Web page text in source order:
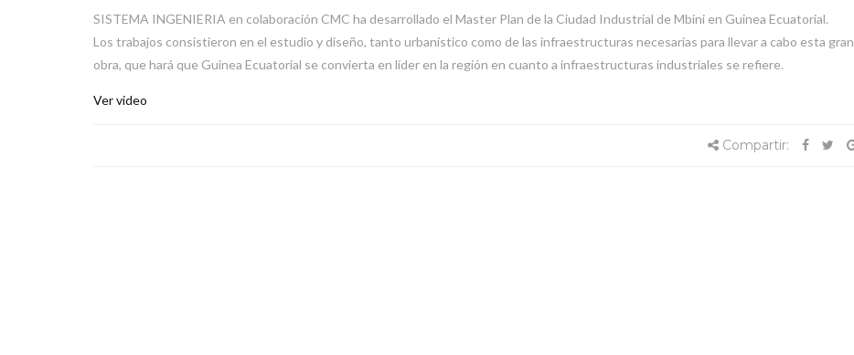
SISTEMA INGENIERIA en colaboración CMC ha desarrollado el Master Plan de la Ciudad Industrial de Mbini en Guinea Ecuatorial.
Los trabajos consistieron en el estudio y diseño, tanto urbanístico como de las infraestructuras necesarias para llevar a cabo esta gran
obra, que hará que Guinea Ecuatorial se convierta en líder en la región en cuanto a infraestructuras industriales se refiere.
Ver video
Compartir: